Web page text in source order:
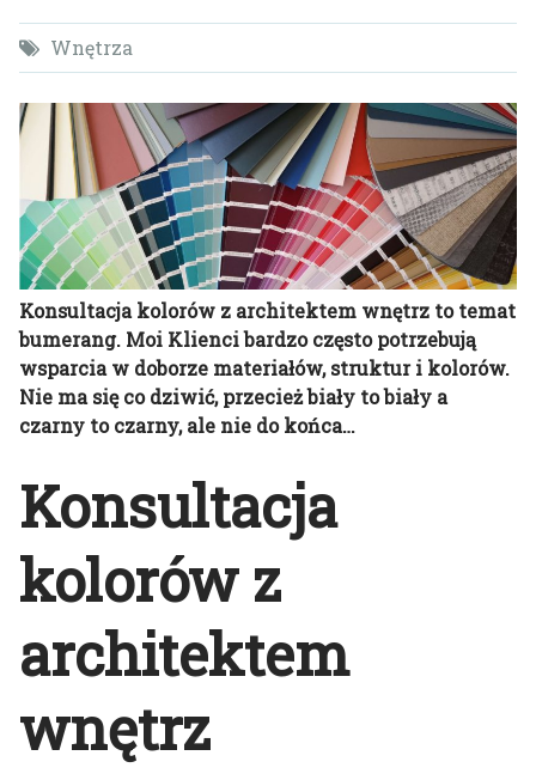
Wnętrza
Konsultacja kolorów z architektem wnętrz to temat
bumerang. Moi Klienci bardzo często potrzebują
wsparcia w doborze materiałów, struktur i kolorów.
Nie ma się co dziwić, przecież biały to biały a
czarny to czarny, ale nie do końca…
Konsultacja
kolorów z
architektem
wnętrz